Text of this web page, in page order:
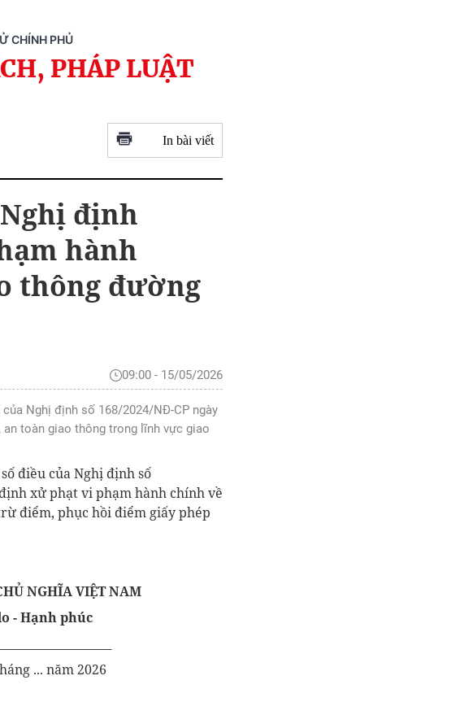
CHÍNH PHỦ
PHÁP LUẬT
In bài viết
định
hành
thông đường
09:00 - 15/05/2026
Nghị định số 168/2024/NĐ-CP ngày
toàn giao thông trong lĩnh vực giao
điều của Nghị định số
xử phạt vi phạm hành chính về
điểm, phục hồi điểm giấy phép
NGHĨA VIỆT NAM
- Hạnh phúc
... năm 2026